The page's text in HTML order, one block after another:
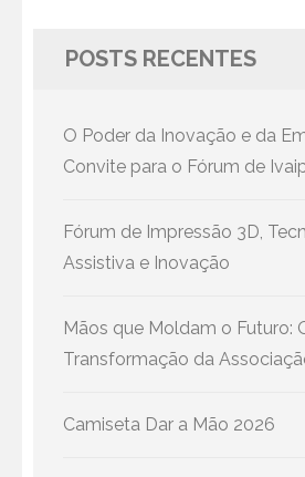
POSTS RECENTES
O Poder da Inovação e da
Convite para o Fórum de
Fórum de Impressão 3D,
Assistiva e Inovação
Mãos que Moldam o Futuro:
Transformação da
Camiseta Dar a Mão 2026